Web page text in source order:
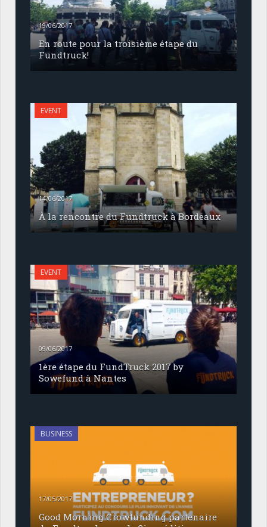
19/06/2017
En route pour la troisième étape du
Fundtruck!
EVENT
14/06/2017
À la rencontre du Fundtruck à Bordeaux
EVENT
09/06/2017
1ère étape du FundTruck 2017 by
Sowefund à Nantes
BUSINESS
17/05/2017
Good Morning Crowfunding partenaire